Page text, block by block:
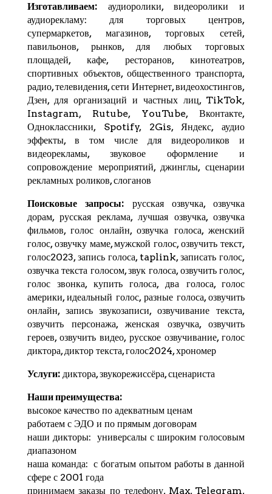
Изготавливаем:аудиоролики, видеоролики и
аудиорекламу: для торговых центров,
супермаркетов, магазинов, торговых сетей,
павильонов, рынков, для любых торговых
площадей, кафе, ресторанов, кинотеатров,
спортивных объектов, общественного транспорта,
радио, телевидения, сети Интернет, видеохостингов,
Дзен, для организаций и частных лиц, TikTok,
Instagram, Rutube, YouTube,Вконтакте,
Одноклассники, Spotify,2Gis,Яндекс, аудио
эффекты, в том числе для видеороликов и
видеорекламы, звуковое оформление и
сопровождение мероприятий, джинглы, сценарии
рекламных роликов, слоганов
Поисковые запросы:русская озвучка, озвучка
дорам, русская реклама, лучшая озвучка, озвучка
фильмов, голос онлайн, озвучка голоса, женский
голос, озвучку маме, мужской голос, озвучить текст,
голос2023, запись голоса, taplink, записать голос,
озвучка текста голосом, звук голоса, озвучить голос,
голос звонка, купить голоса, два голоса, голос
америки, идеальный голос, разные голоса, озвучить
онлайн, запись звукозаписи, озвучивание текста,
озвучить персонажа, женская озвучка, озвучить
героев, озвучить видео, русское озвучивание, голос
диктора, диктор текста, голос2024,хрономер
Услуги:диктора, звукорежиссёра, сценариста
Наши преимущества:
высокое качество по адекватным ценам
работаем с ЭДО и по прямым договорам
наши дикторы: универсалы с широким голосовым
диапазоном
наша команда: с богатым опытом работы в данной
сфере с 2001 года
принимаем заказы по телефону, Max, Telegram,